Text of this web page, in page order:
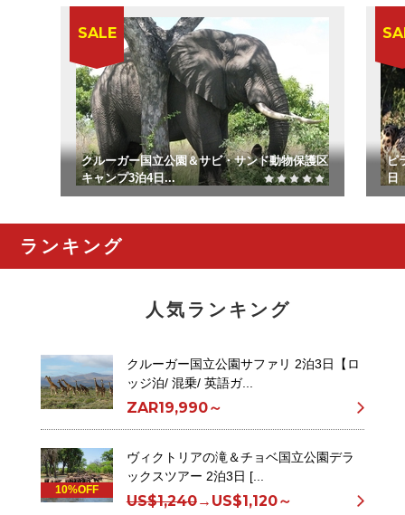
SALE
クルーガー国立公園＆サビ・サンド動物保護区
キャンプ3泊4日...
ピ
日
ランキング
人気ランキング
クルーガー国立公園サファリ 2泊3日【ロ
ッジ泊/ 混乗/ 英語ガ...
ZAR19,990～
10%OFF
ヴィクトリアの滝＆チョベ国立公園デラ
ックスツアー 2泊3日 [...
US$1,240→ US$1,120～